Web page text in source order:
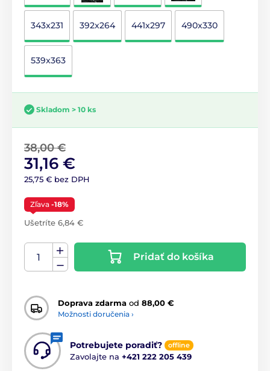
343x231 392x264 441x297 490x330
539x363
Skladom > 10 ks
38,00 €
31,16 €
25,75 € bez DPH
Zľava -18%
Ušetríte 6,84 €
Pridať do košíka
Doprava zdarma od 88,00 €
Možnosti doručenia ›
Potrebujete poradiť? offline
Zavolajte na +421 222 205 439